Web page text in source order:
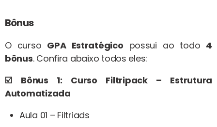
Bônus
O curso GPA Estratégico possui ao todo 4
bônus. Confira abaixo todos eles:
☑️
Bônus 1: Curso Filtripack – Estrutura
Automatizada
Aula 01 – Filtriads